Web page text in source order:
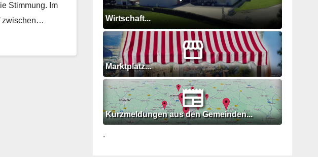
Stimmung. Im
zwischen…
Wirtschaft...
Marktplatz...
Kurzmeldungen aus den Gemeinden...
.